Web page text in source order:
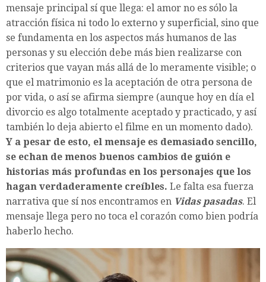
mensaje principal sí que llega: el amor no es sólo la
atracción física ni todo lo externo y superficial, sino que
se fundamenta en los aspectos más humanos de las
personas y su elección debe más bien realizarse con
criterios que vayan más allá de lo meramente visible; o
que el matrimonio es la aceptación de otra persona de
por vida, o así se afirma siempre (aunque hoy en día el
divorcio es algo totalmente aceptado y practicado, y así
también lo deja abierto el filme en un momento dado).
Y a pesar de esto, el mensaje es demasiado sencillo,
se echan de menos buenos cambios de guión e
historias más profundas en los personajes que los
hagan verdaderamente creíbles. Le falta esa fuerza
narrativa que sí nos encontramos en Vidas pasadas. El
mensaje llega pero no toca el corazón como bien podría
haberlo hecho.